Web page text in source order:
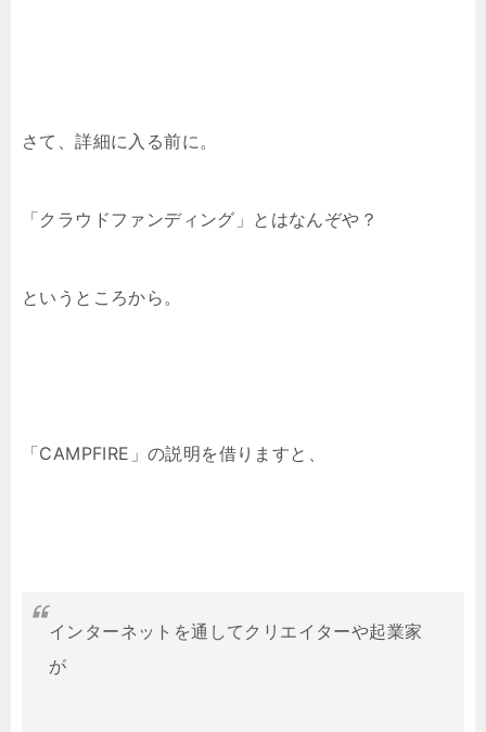
さて、詳細に入る前に。
「クラウドファンディング」とはなんぞや？
というところから。
「CAMPFIRE」の説明を借りますと、
インターネットを通してクリエイターや起業家
が